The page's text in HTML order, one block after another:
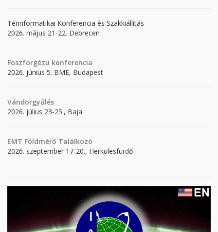
Térinformatikai Konferencia és Szakkiállítás
2026. május 21-22. Debrecen
Foszforgézu konferencia
2026. június 5. BME, Budapest
Vándorgyűlés
2026. július 23-25., Baja
EMT Földmérő Találkozó
2026. szeptember 17-20., Herkulesfürdő